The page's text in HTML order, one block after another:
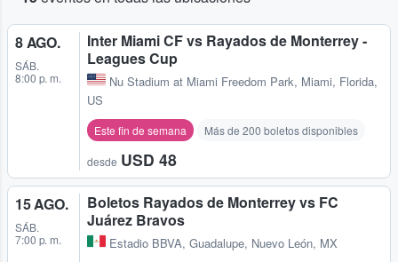
8 AGO.
SÁB.
8:00 p. m.
Inter Miami CF vs Rayados de Monterrey -
Leagues Cup
Nu Stadium at Miami Freedom Park, Miami, Florida,
US
Este fin de semana Más de 200 boletos disponibles
desde USD 48
15 AGO.
SÁB.
7:00 p. m.
Boletos Rayados de Monterrey vs FC
Juárez Bravos
Estadio BBVA, Guadalupe, Nuevo León, MX